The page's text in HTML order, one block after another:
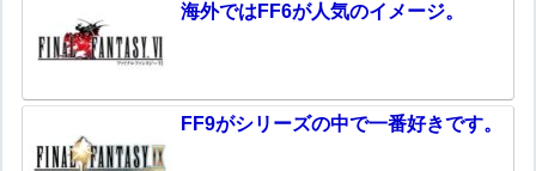
海外ではFF6が人気のイメージ。
FF9がシリーズの中で一番好きです。